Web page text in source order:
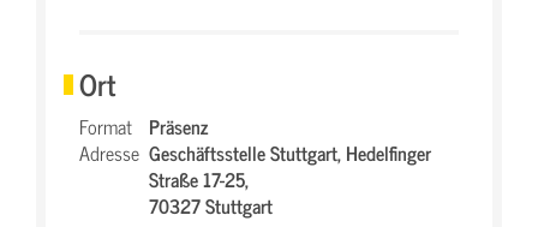
Ort
Format Präsenz
Adresse Geschäftsstelle Stuttgart,Hedelfinger
Straße 17-25,
70327 Stuttgart